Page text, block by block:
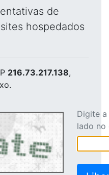
de
hospedados
216.73.217.138,
Digite
lado no